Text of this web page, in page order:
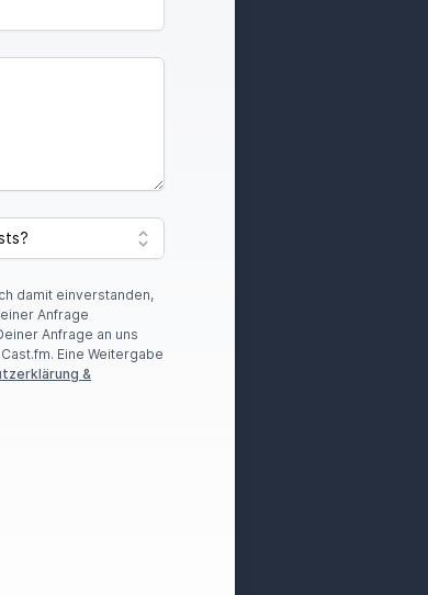
damit einverstanden,
Anfrage
Anfrage an uns
Eine Weitergabe
&